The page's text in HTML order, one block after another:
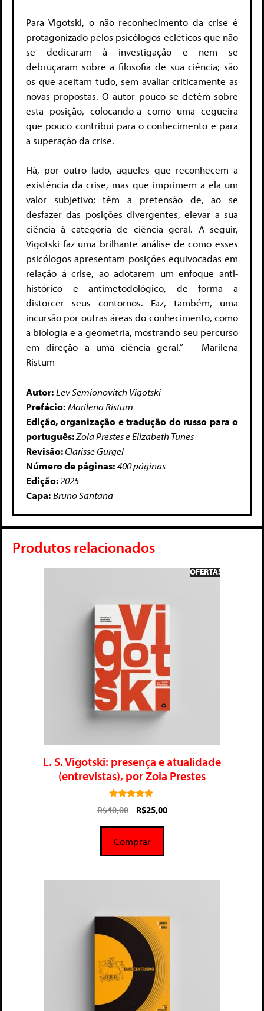
Para Vigotski, o não reconhecimento da crise é
protagonizado pelos psicólogos ecléticos que não
se dedicaram à investigação e nem se
debruçaram sobre a filosofia de sua ciência; são
os que aceitam tudo, sem avaliar criticamente as
novas propostas. O autor pouco se detém sobre
esta posição, colocando-a como uma cegueira
que pouco contribui para o conhecimento e para
a superação da crise.
Há, por outro lado, aqueles que reconhecem a
existência da crise, mas que imprimem a ela um
valor subjetivo; têm a pretensão de, ao se
desfazer das posições divergentes, elevar a sua
ciência à categoria de ciência geral. A seguir,
Vigotski faz uma brilhante análise de como esses
psicólogos apresentam posições equivocadas em
relação à crise, ao adotarem um enfoque anti-
histórico e antimetodológico, de forma a
distorcer seus contornos. Faz, também, uma
incursão por outras áreas do conhecimento, como
a biologia e a geometria, mostrando seu percurso
em direção a uma ciência geral.” – Marilena
Ristum
Autor:Lev Semionovitch Vigotski
Prefácio:Marilena Ristum
Edição, organização e tradução do russo para o
português:Zoia Prestes e Elizabeth Tunes
Revisão:Clarisse Gurgel
Número de páginas:400 páginas
Edição:2025
Capa:Bruno Santana
Produtos relacionados
OFERTA!
L. S. Vigotski: presença e atualidade
(entrevistas), por Zoia Prestes
5.00
de 5
R$40,00 R$25,00
Comprar